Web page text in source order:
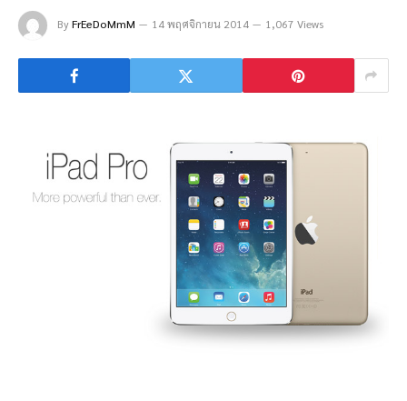
ByFrEeDoMmM 14 พฤศจิกายน 2014 1,067 Views